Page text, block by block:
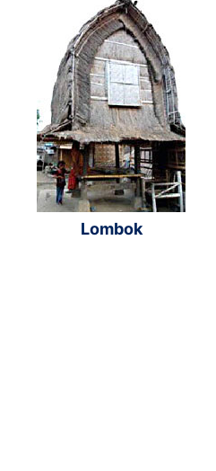
Lombok